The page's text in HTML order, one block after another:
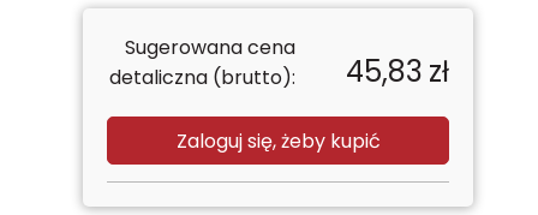
Sugerowana cena
detaliczna (brutto):
45,83 zł
Zaloguj się, żeby kupić